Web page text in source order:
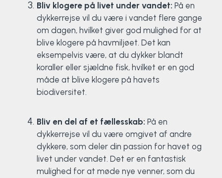
Bliv klogere på livet under vandet: På en
dykkerrejse vil du være i vandet flere gange
om dagen, hvilket giver god mulighed for at
blive klogere på havmiljøet. Det kan
eksempelvis være, at du dykker blandt
koraller eller sjældne fisk, hvilket er en god
måde at blive klogere på havets
biodiversitet.
Bliv en del af et fællesskab: På en
dykkerrejse vil du være omgivet af andre
dykkere, som deler din passion for havet og
livet under vandet. Det er en fantastisk
mulighed for at møde nye venner, som du